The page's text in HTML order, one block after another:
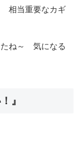
相当重要なカギ
たね～ 気になる
』